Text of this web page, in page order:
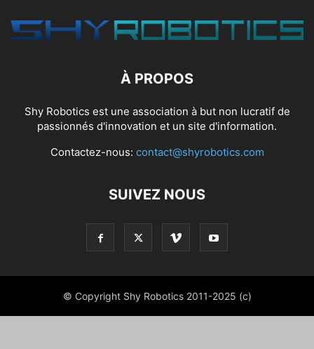
À PROPOS
Shy Robotics est une association à but non lucratif de
passionnés d'innovation et un site d'information.
Contactez-nous: contact@shyrobotics.com
SUIVEZ NOUS
© Copyright Shy Robotics 2011-2025 (c)